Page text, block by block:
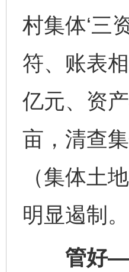
村集体‘三
符、账表
亿元、资
亩，清查
（集体土
明显遏制。
管好